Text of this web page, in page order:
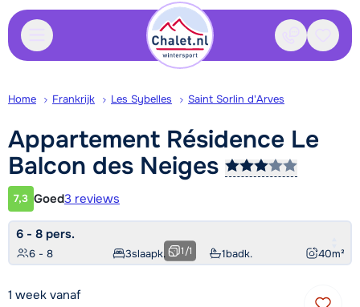
Contact
Home Frankrijk Les Sybelles Saint Sorlin d'Arves
Appartement Résidence Le
Balcon des Neiges
Klantwaardering
7,3 Goed3 reviews
6 - 8 pers.
6 - 8 3slaapk. 1badk. 40m²
1/1
1 week vanaf